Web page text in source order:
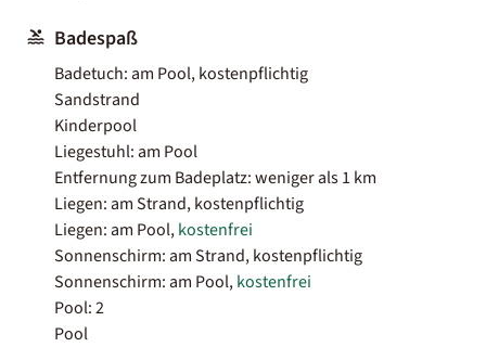
Badespaß
Badetuch: am Pool, kostenpflichtig
Sandstrand
Kinderpool
Liegestuhl: am Pool
Entfernung zum Badeplatz: weniger als 1 km
Liegen: am Strand, kostenpflichtig
Liegen: am Pool,kostenfrei
Sonnenschirm: am Strand, kostenpflichtig
Sonnenschirm: am Pool,kostenfrei
Pool: 2
Pool